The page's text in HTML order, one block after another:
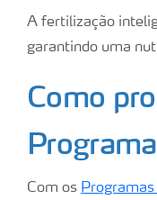
A fertilização
garantindo uma
Como
Com os